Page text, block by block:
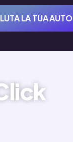
LA TUA AUTO